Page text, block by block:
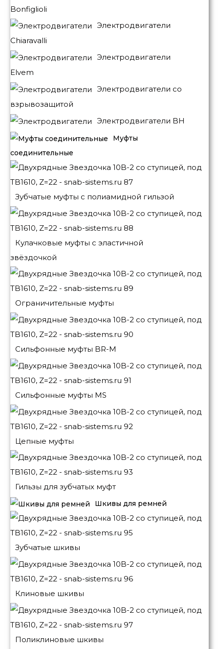
Bonfiglioli
Электродвигатели
Chiaravalli
Электродвигатели
Elvem
Электродвигатели со
взрывозащитой
Электродвигатели BH
Муфты
соединительные
Зубчатые муфты с полиамидной гильзой
Кулачковые муфты с эластичной
звёздочкой
Ограничительные муфты
Сильфонные муфты BR-M
Сильфонные муфты MS
Цепные муфты
Гильзы для зубчатых муфт
Шкивы для ремней
Зубчатые шкивы
Клиновые шкивы
Поликлиновые шкивы